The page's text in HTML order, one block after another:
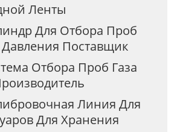
Ленты
Для Отбора Проб
Давления Поставщик
Отбора Проб Газа
Линия Для
Для Хранения